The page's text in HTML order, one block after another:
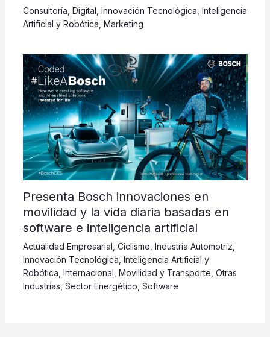
Consultoría Digital Innovación Tecnológica Inteligencia
Artificial y Robótica Marketing
Presenta Bosch innovaciones en
movilidad y la vida diaria basadas en
software e inteligencia artificial
Actualidad Empresarial , Ciclismo, Industria Automotriz,
Innovación Tecnológica, Inteligencia Artificial y
Robótica, Internacional , Movilidad y Transporte, Otras
Industrias, Sector Energético, Software